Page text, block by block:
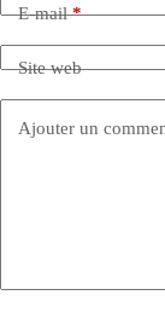
E-mail*
Site web
Ajouter un